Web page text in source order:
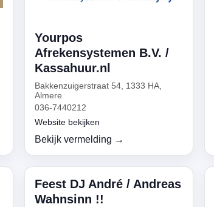
Yourpos
Afrekensystemen B.V. /
Kassahuur.nl
Bakkenzuigerstraat 54, 1333 HA,
Almere
036-7440212
Website bekijken
Bekijk vermelding →
Feest DJ André / Andreas
Wahnsinn !!